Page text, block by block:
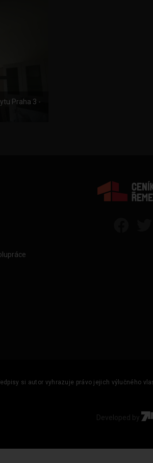
Praha 3 -
si autor vyhrazuje právo jejich výlučného
Developed by